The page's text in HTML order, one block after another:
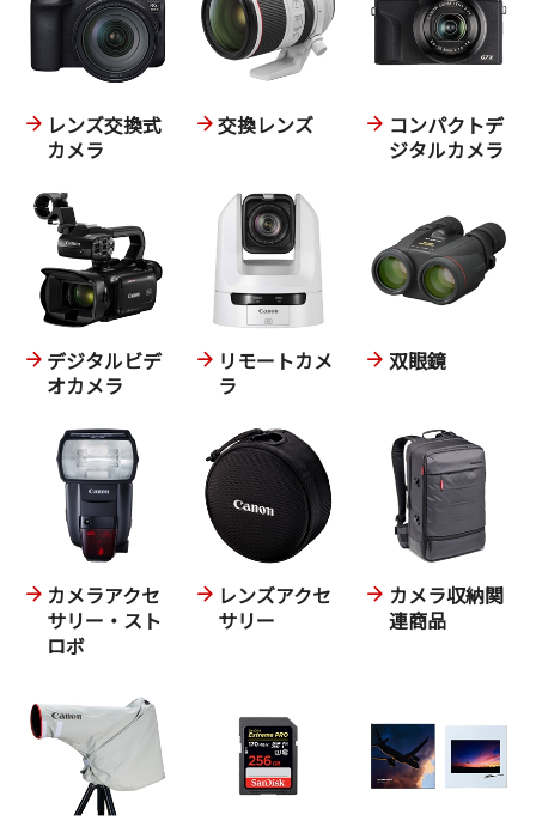
レンズ交換式
カメラ
交換レンズ
コンパクトデ
ジタルカメラ
デジタルビデ
オカメラ
リモートカメ
ラ
双眼鏡
カメラアクセ
サリー・スト
ロボ
レンズアクセ
サリー
カメラ収納関
連商品